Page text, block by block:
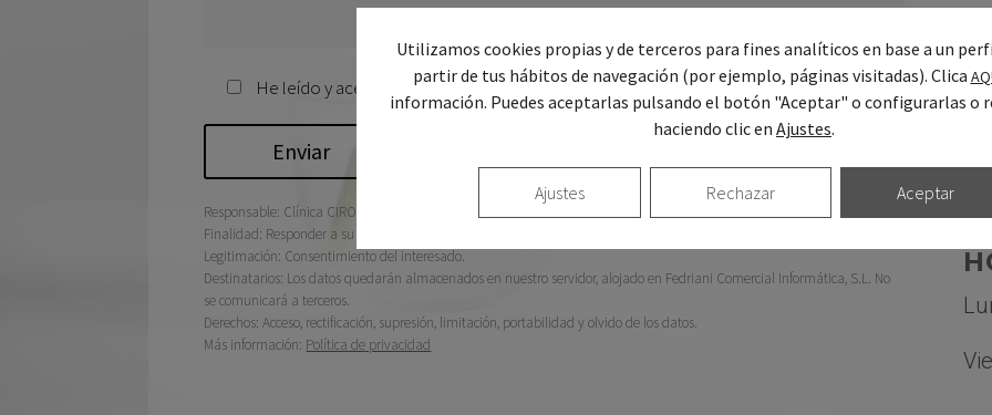
He leído y acepto la política de privacidad
Responsable: Clínica CIRO
Finalidad: Responder a su consulta.
Legitimación: Consentimiento del interesado.
Destinatarios: Los datos quedarán almacenados en nuestro servidor, alojado en Fedriani Comercial Informática, S.L. No
se comunicará a terceros.
Derechos: Acceso, rectificación, supresión, limitación, portabilidad y olvido de los datos.
Más información: Política de privacidad
Utilizamos cookies propias y de terceros para fines analíticos en base a un
partir de tus hábitos de navegación (por ejemplo, páginas visitadas). Clica
información. Puedes aceptarlas pulsando el botón "Aceptar" o configurarlas o
haciendo clic en Ajustes.
Aceptar
Rechazar
Ajustes